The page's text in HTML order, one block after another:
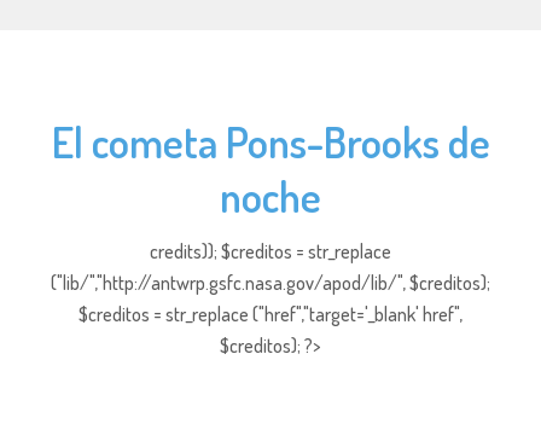
El cometa Pons-Brooks de
noche
credits)); $creditos = str_replace
("lib/","http://antwrp.gsfc.nasa.gov/apod/lib/", $creditos);
$creditos = str_replace ("href","target='_blank' href",
$creditos); ?>